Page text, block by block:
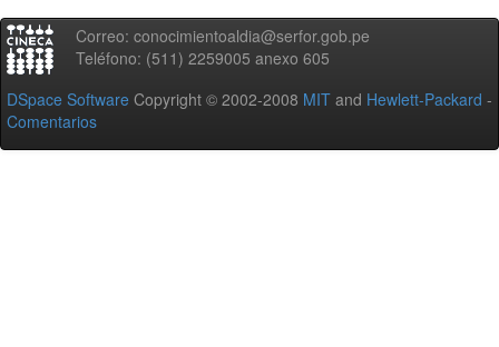
Correo: conocimientoaldia@serfor.gob.pe
Teléfono: (511) 2259005 anexo 605
DSpace Software Copyright © 2002-2008 MIT and Hewlett-Packard -
Comentarios